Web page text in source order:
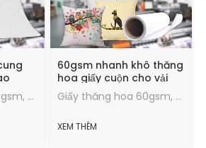
hoa Giấy thăng hoa 50gsm, Tỷ lệ chuyển, hiệu ứng chuyển nhiệt tốt, lượng mực tối đa, tốc độ sấy nhanh, chạy trong tình trạng tốt.
60gsm nhanh khô thăng
hoa giấy cuộn cho vải
polyester
Giấy thăng hoa 60gsm, Tỷ lệ chuyển, hiệu ứng chuyển nhiệt tốt, lượng mực tối đa, tốc độ sấy nhanh, chạy trong tình trạng tốt.
XEM THÊM